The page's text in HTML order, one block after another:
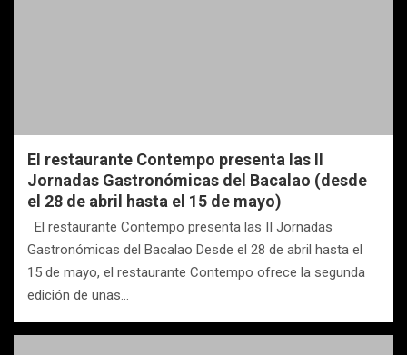
El restaurante Contempo presenta las II
Jornadas Gastronómicas del Bacalao (desde
el 28 de abril hasta el 15 de mayo)
El restaurante Contempo presenta las II Jornadas
Gastronómicas del Bacalao Desde el 28 de abril hasta el
15 de mayo, el restaurante Contempo ofrece la segunda
edición de unas…